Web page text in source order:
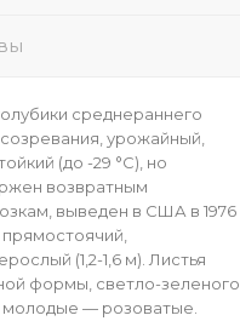
среднераннего
урожайный,
(до -29 °C), но
возвратным
выведен в США в 1976
прямостоячий,
(1,2-1,6 м). Листья
формы, светло-зеленого
молодые — розоватые.